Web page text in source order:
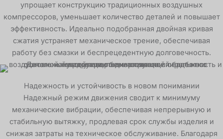
упрощает конструкцию традиционных воздушных
компрессоров, уменьшает количество деталей и повышает
эффективность. Идеально подобранная двойная кривая
сжатия устраняет механическое трение, обеспечивая
работу без смазки и беспрецедентную долговечность.
Надежность и устойчивость в новом понимании
Надежный режим движения сводит к минимуму
механические вибрации, обеспечивая непрерывную и
стабильную вытяжку, продлевая срок службы изделия и
снижая затраты на техническое обслуживание. Благодаря